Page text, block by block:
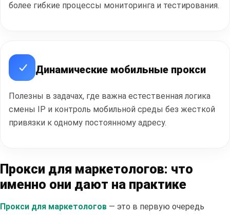
более гибкие процессы мониторинга и тестирования.
Динамические мобильные прокси
Полезны в задачах, где важна естественная логика
смены IP и контроль мобильной среды без жесткой
привязки к одному постоянному адресу.
Прокси для маркетологов: что
именно они дают на практике
Прокси для маркетологов — это в первую очередь